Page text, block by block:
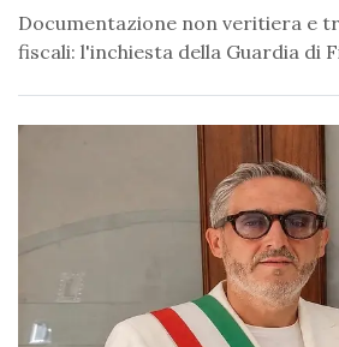
Documentazione non veritiera e
fiscali: l'inchiesta della Guardia di